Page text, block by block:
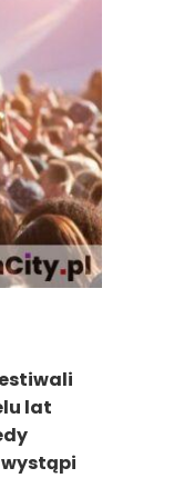
lat
wystąpi